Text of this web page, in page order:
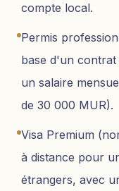
compte local.
Permis
base d'un
un salaire
de 30 000 MUR).
Visa Premium
à distance pour
étrangers, avec